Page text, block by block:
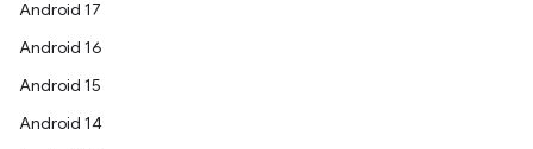
Android 17
Android 16
Android 15
Android 14